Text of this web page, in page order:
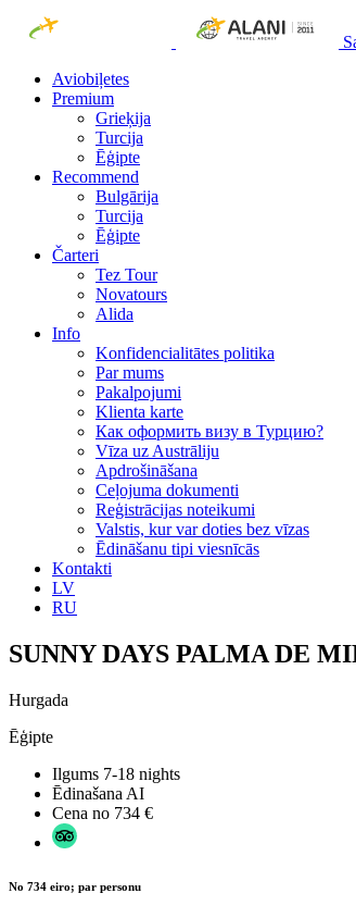
Aviobiļetes
Premium
Grieķija
Turcija
Ēģipte
Recommend
Bulgārija
Turcija
Ēģipte
Čarteri
Tez Tour
Novatours
Alida
Info
Konfidencialitātes politika
Par mums
Рakalpojumi
Klienta karte
Как оформить визу в Турцию?
Vīza uz Austrāliju
Apdrošināšana
Ceļojuma dokumenti
Reģistrācijas noteikumi
Valstis, kur var doties bez vīzas
Ēdināšanu tipi viesnīcās
Kontakti
LV
RU
SUNNY DAYS PALMA DE
Hurgada
Ēģipte
Ilgums 7-18 nights
Ēdinašana AI
Cena no 734 €
No 734 eiro; par personu